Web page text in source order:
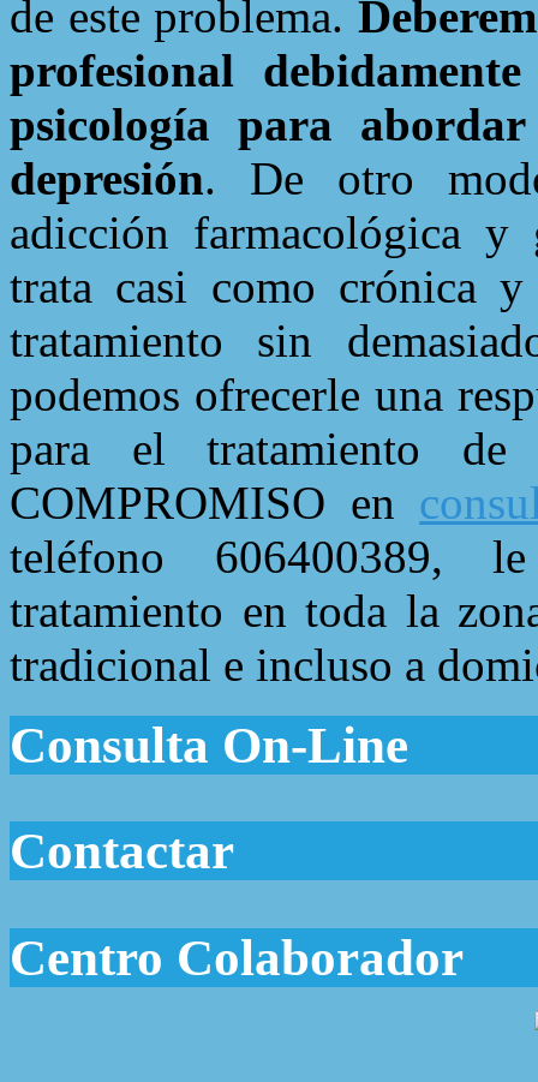
de este problema.
profesional
psicología para
depresión. De otro
adicción farmacológica y
trata casi como crónica
tratamiento sin
podemos ofrecerle una
para el tratamiento de
COMPROMISO en
teléfono 606400389,
tratamiento en toda la
tradicional e incluso a
Consulta On-Line
Contactar
Centro Colaborador